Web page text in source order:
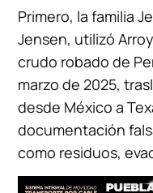
Primero, la familia
Jensen, utilizó
crudo robado de
marzo de 2025,
desde México a
documentación
como residuos,